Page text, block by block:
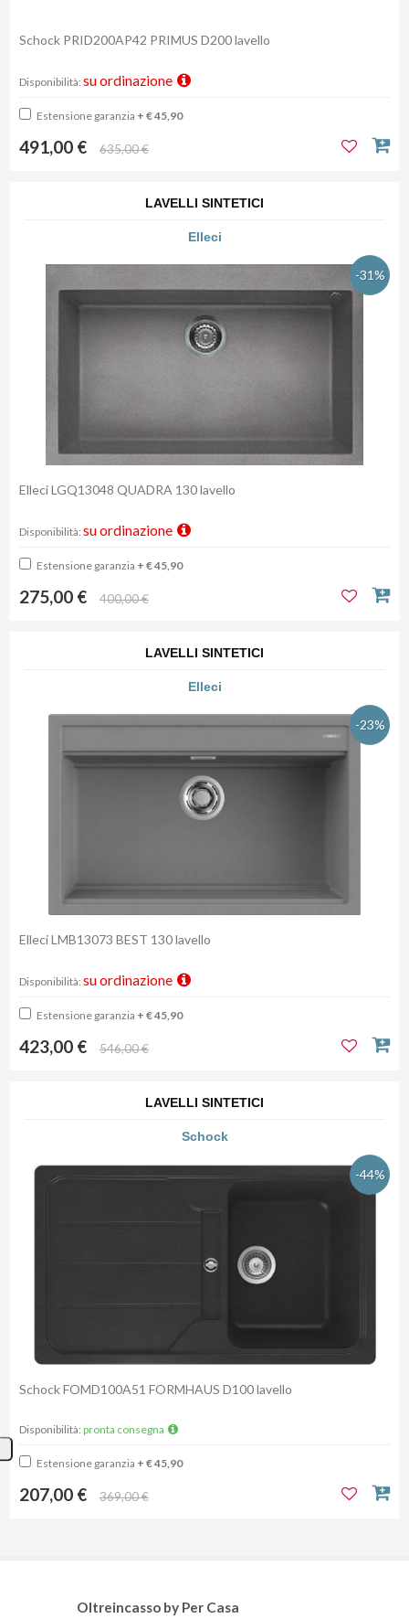
Schock PRID200AP42 PRIMUS D200 lavello
Disponibilità: su ordinazione
Estensione garanzia + € 45,90
491,00 € 635,00 €
LAVELLI SINTETICI
Elleci
-31%
Elleci LGQ13048 QUADRA 130 lavello
Disponibilità: su ordinazione
Estensione garanzia + € 45,90
275,00 € 400,00 €
LAVELLI SINTETICI
Elleci
-23%
Elleci LMB13073 BEST 130 lavello
Disponibilità: su ordinazione
Estensione garanzia + € 45,90
423,00 € 546,00 €
LAVELLI SINTETICI
Schock
-44%
Schock FOMD100A51 FORMHAUS D100 lavello
Disponibilità: pronta consegna
Estensione garanzia + € 45,90
207,00 € 369,00 €
Oltreincasso by Per Casa